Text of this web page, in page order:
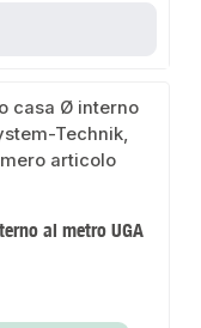
al metro UGA